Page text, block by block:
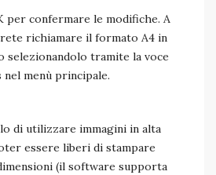
per confermare le modifiche. A
richiamare il formato A4 in
selezionandolo tramite la voce
menù principale.
di utilizzare immagini in alta
essere liberi di stampare
(il software supporta